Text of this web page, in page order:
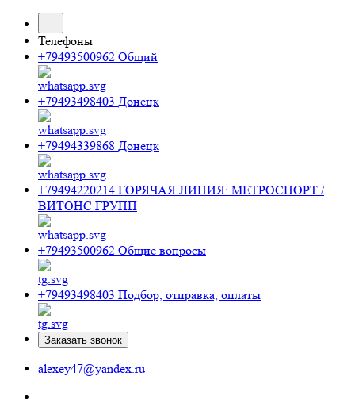
Телефоны
+79493500962 Общий
+79493498403 Донецк
+79494339868 Донецк
+79494220214 ГОРЯЧАЯ ЛИНИЯ: МЕТРОСПОРТ /
ВИТОНС ГРУПП
+79493500962 Общие вопросы
+79493498403 Подбор, отправка, оплаты
Заказать звонок
alexey47@yandex.ru